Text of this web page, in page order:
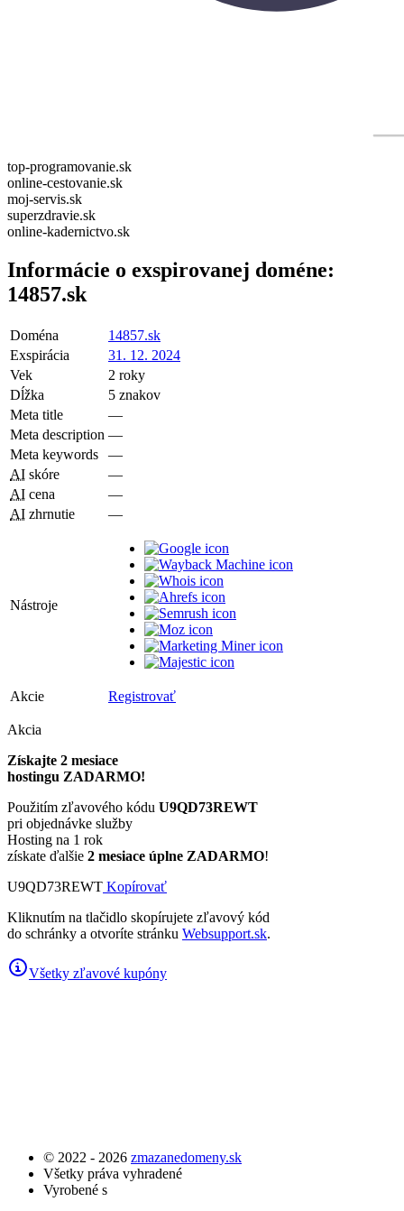
top-programovanie.sk
online-cestovanie.sk
moj-servis.sk
superzdravie.sk
online-kadernictvo.sk
Informácie o exspirovanej doméne:
14857.sk
Doména
14857.sk
Exspirácia
31. 12. 2024
Vek
2 roky
Dĺžka
5 znakov
Meta title
—
Meta description —
Meta keywords
—
AI skóre
—
AI cena
—
AI zhrnutie —
Nástroje
Akcie Registrovať
Akcia
Získajte 2 mesiace
hostingu ZADARMO!
Použitím zľavového kódu U9QD73REWT
pri objednávke služby
Hosting na 1 rok
získate ďalšie 2 mesiace úplne ZADARMO!
U9QD73REWT Kopírovať
Kliknutím na tlačidlo skopírujete zľavový kód
do schránky a otvoríte stránku Websupport.sk.
Všetky zľavové kupóny
© 2022 - 2026 zmazanedomeny.sk
Všetky práva vyhradené
Vyrobené s